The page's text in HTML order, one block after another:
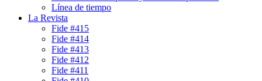
Línea de tiempo
La Revista
Fide #415
Fide #414
Fide #413
Fide #412
Fide #411